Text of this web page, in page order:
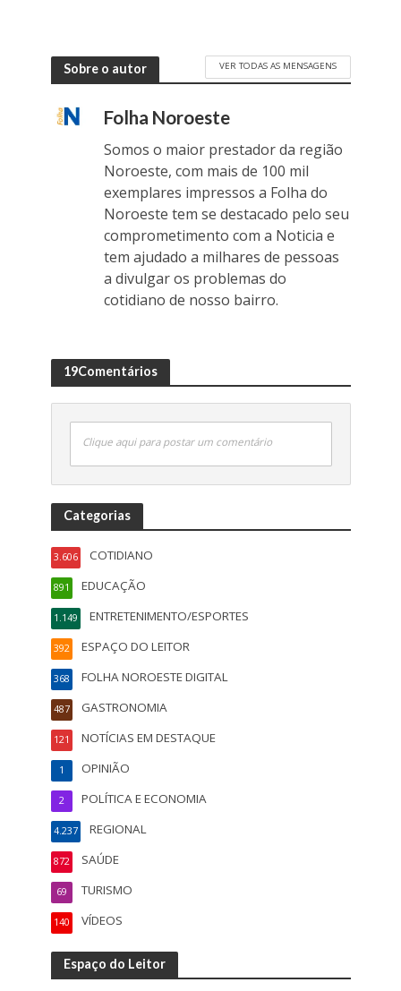
Sobre o autor VER TODAS AS MENSAGENS
Folha Noroeste
Somos o maior prestador da região
Noroeste, com mais de 100 mil
exemplares impressos a Folha do
Noroeste tem se destacado pelo seu
comprometimento com a Noticia e
tem ajudado a milhares de pessoas
a divulgar os problemas do
cotidiano de nosso bairro.
19Comentários
Clique aqui para postar um comentário
Categorias
COTIDIANO
3.606
EDUCAÇÃO
891
ENTRETENIMENTO/ESPORTES
1.149
ESPAÇO DO LEITOR
392
FOLHA NOROESTE DIGITAL
368
GASTRONOMIA
487
NOTÍCIAS EM DESTAQUE
121
OPINIÃO
1
POLÍTICA E ECONOMIA
2
REGIONAL
4.237
SAÚDE
872
TURISMO
69
VÍDEOS
140
Espaço do Leitor